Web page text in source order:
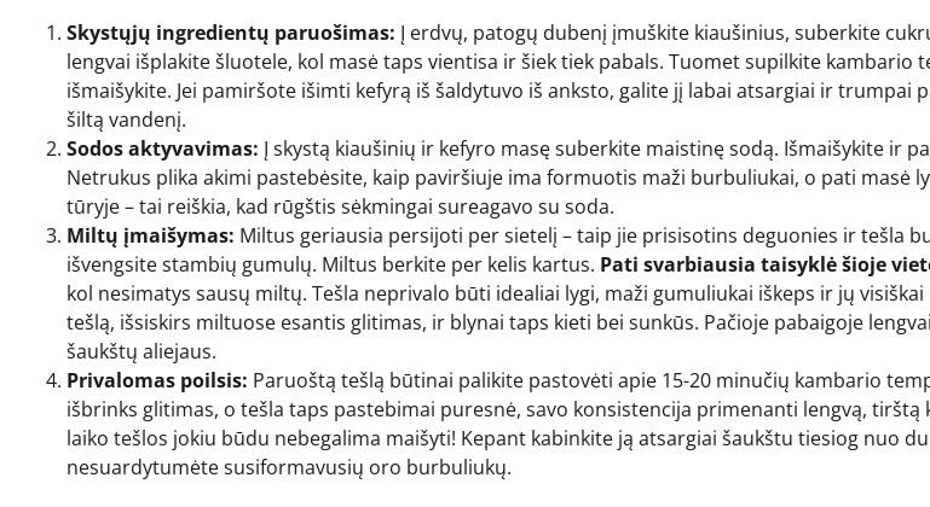
Skystųjų ingredientų paruošimas: Į erdvų, patogų dubenį įmuškite kiaušinius, suberkite
lengvai išplakite šluotele, kol masė taps vientisa ir šiek tiek pabals. Tuomet supilkite kambario
išmaišykite. Jei pamiršote išimti kefyrą iš šaldytuvo iš anksto, galite jį labai atsargiai ir trumpai
šiltą vandenį.
Sodos aktyvavimas: Į skystą kiaušinių ir kefyro masę suberkite maistinę sodą. Išmaišykite ir
Netrukus plika akimi pastebėsite, kaip paviršiuje ima formuotis maži burbuliukai, o pati masė
tūryje – tai reiškia, kad rūgštis sėkmingai sureagavo su soda.
Miltų įmaišymas: Miltus geriausia persijoti per sietelį – taip jie prisisotins deguonies ir tešla
išvengsite stambių gumulų. Miltus berkite per kelis kartus. Pati svarbiausia taisyklė šioje
kol nesimatys sausų miltų. Tešla neprivalo būti idealiai lygi, maži gumuliukai iškeps ir jų
tešlą, išsiskirs miltuose esantis glitimas, ir blynai taps kieti bei sunkūs. Pačioje pabaigoje
šaukštų aliejaus.
Privalomas poilsis: Paruoštą tešlą būtinai palikite pastovėti apie 15-20 minučių kambario
išbrinks glitimas, o tešla taps pastebimai puresnė, savo konsistencija primenanti lengvą, tirštą
laiko tešlos jokiu būdu nebegalima maišyti! Kepant kabinkite ją atsargiai šaukštu tiesiog nuo
nesuardytumėte susiformavusių oro burbuliukų.